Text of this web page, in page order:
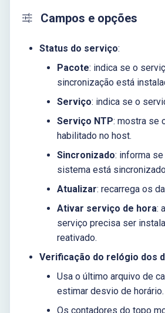
Campos e opções
Status do serviço:
Pacote: indica se o
sincronização está
Serviço: indica se o
Serviço NTP: mostra se
habilitado no host.
Sincronizado: informa
sistema está
Atualizar: recarrega os
Ativar serviço de hora:
serviço precisa ser
reativado.
Verificação do relógio dos
Usa o último arquivo de
estimar desvio de horário.
Os contadores do topo